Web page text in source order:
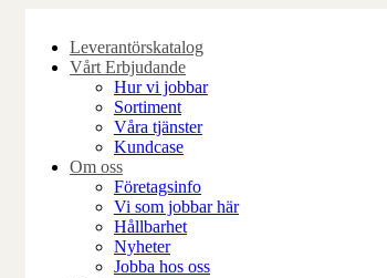
content
Leverantörskatalog
Vårt Erbjudande
Hur vi jobbar
Sortiment
Våra tjänster
Kundcase
Om oss
Företagsinfo
Vi som jobbar här
Hållbarhet
Nyheter
Jobba hos oss